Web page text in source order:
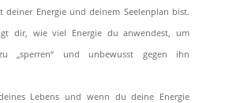
deiner Energie und deinem Seelenplan bist.
dir, wie viel Energie du anwendest, um
„sperren“ und unbewusst gegen ihn
Lebens und wenn du deine Energie